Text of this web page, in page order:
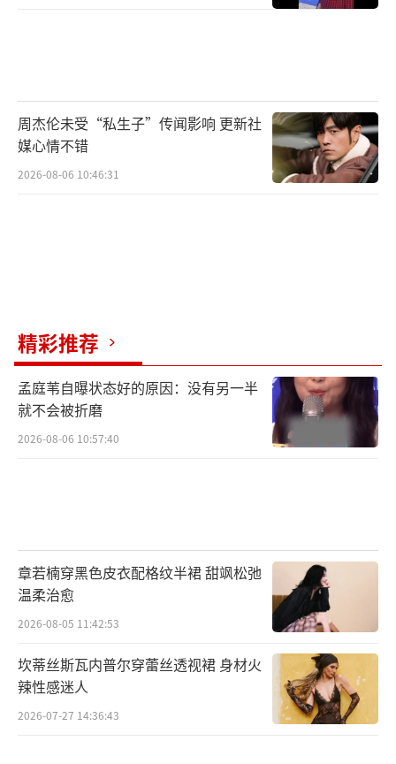
周杰伦未受“私生子”传闻影响 更新社
媒心情不错
2026-08-06 10:46:31
精彩推荐
孟庭苇自曝状态好的原因：没有另一半
就不会被折磨
2026-08-06 10:57:40
章若楠穿黑色皮衣配格纹半裙 甜飒松弛
温柔治愈
2026-08-05 11:42:53
坎蒂丝斯瓦内普尔穿蕾丝透视裙 身材火
辣性感迷人
2026-07-27 14:36:43